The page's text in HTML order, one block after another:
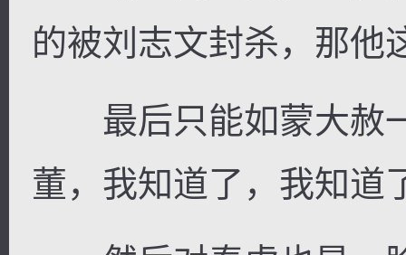
的被刘志文封杀，那他
最后只能如蒙大赦一
董，我知道了，我知道